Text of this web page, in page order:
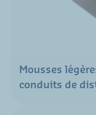
Mousses
conduits de